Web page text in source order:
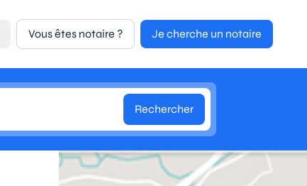
Vous êtes notaire ? Je cherche un notaire
Rechercher